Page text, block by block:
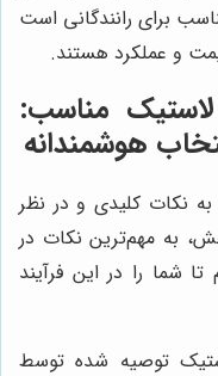
برای رانندگانی است
و عملکرد هستند.
مناسب:
هوشمندانه
به نکات کلیدی و در نظر
به مهم‌ترین نکات در
شما را در این فرآیند
توصیه شده توسط